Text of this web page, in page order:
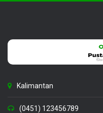
Kalimantan
(0451) 123456789